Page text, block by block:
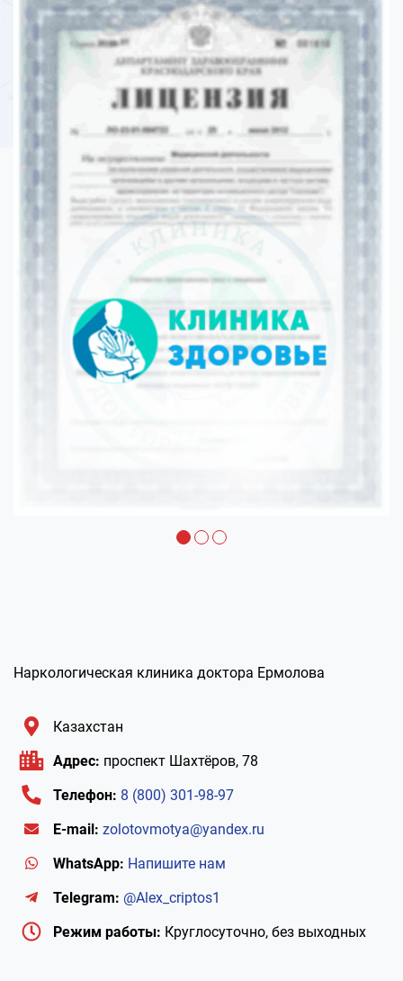
Наркологическая клиника доктора Ермолова
Казахстан
Адрес: проспект Шахтёров, 78
Телефон: 8 (800) 301-98-97
E-mail: zolotovmotya@yandex.ru
WhatsApp: Напишите нам
Telegram: @Alex_criptos1
Режим работы: Круглосуточно, без выходных